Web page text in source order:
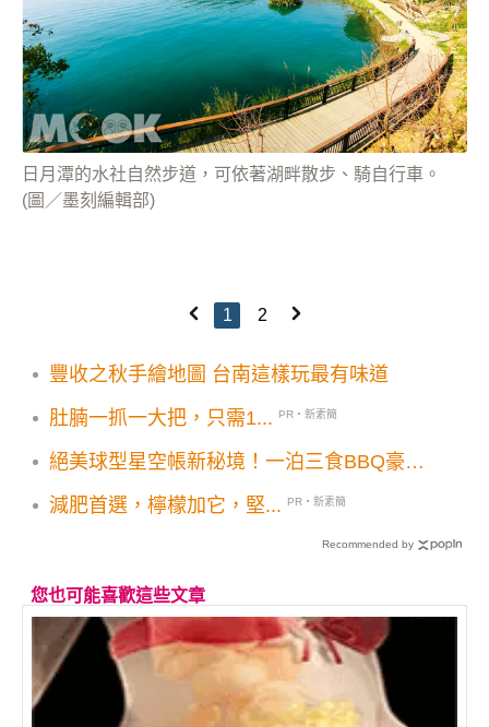
日月潭的水社自然步道，可依著湖畔散步、騎自行車。
(圖／墨刻編輯部)
1 2
豐收之秋手繪地圖 台南這樣玩最有味道
肚腩一抓一大把，只需1...
PR・新素簡
絕美球型星空帳新秘境！一泊三食BBQ豪華
減肥首選，檸檬加它，堅...
PR・新素簡
Recommended by
您也可能喜歡這些文章